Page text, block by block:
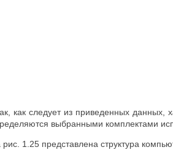
как следует из приведенных данных,
выбранными комплектами
рис. 1.25 представлена структура